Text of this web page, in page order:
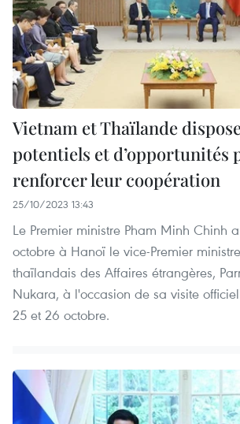
Vietnam et Thaïlande
potentiels et d’opportunités
renforcer leur coopération
25/10/2023 13:43
Le Premier ministre Pham Minh Chinh
octobre à Hanoï le vice-Premier
thaïlandais des Affaires étrangères,
Nukara, à l'occasion de sa visite
25 et 26 octobre.